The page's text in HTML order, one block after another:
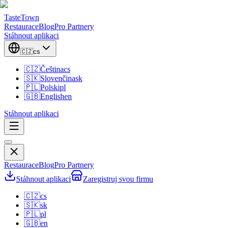
TasteTown
RestauraceBlogPro Partnery
Stáhnout aplikaci
🇨🇿cs
🇨🇿Češtinacs
🇸🇰Slovenčinask
🇵🇱Polskipl
🇬🇧Englishen
Stáhnout aplikaci
RestauraceBlogPro Partnery
Stáhnout aplikaci
Zaregistruj svou firmu
🇨🇿cs
🇸🇰sk
🇵🇱pl
🇬🇧en